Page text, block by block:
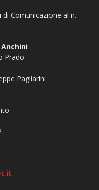
Comunicazione al n.
Prado
Pagliarini